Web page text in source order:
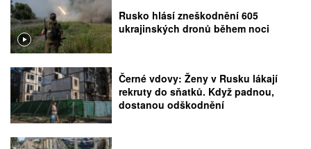
Rusko hlásí zneškodnění 605
ukrajinských dronů během noci
Černé vdovy: Ženy v Rusku lákají
rekruty do sňatků. Když padnou,
dostanou odškodnění